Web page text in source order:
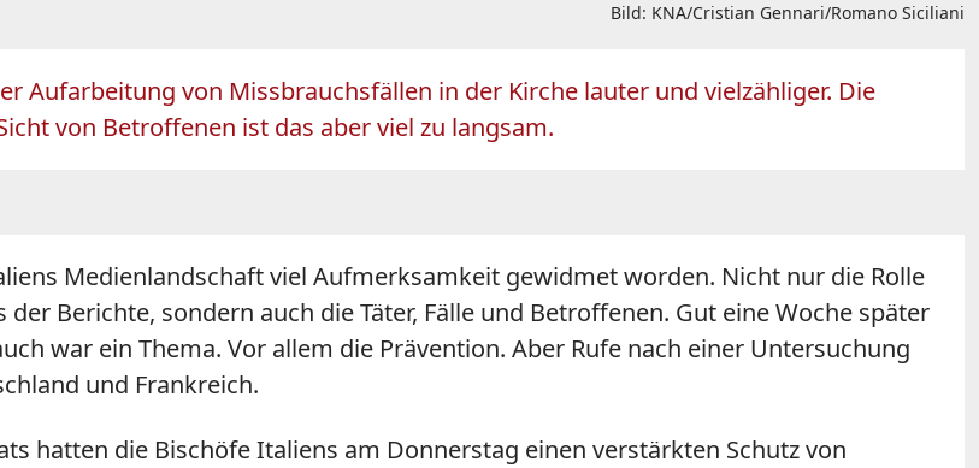
Bild: KNA/Cristian Gennari/Romano Siciliani
Aufarbeitung von Missbrauchsfällen in der Kirche lauter und vielzähliger. Die
von Betroffenen ist das aber viel zu langsam.
Medienlandschaft viel Aufmerksamkeit gewidmet worden. Nicht nur die Rolle
Berichte, sondern auch die Täter, Fälle und Betroffenen. Gut eine Woche später
war ein Thema. Vor allem die Prävention. Aber Rufe nach einer Untersuchung
und Frankreich.
hatten die Bischöfe Italiens am Donnerstag einen verstärkten Schutz von